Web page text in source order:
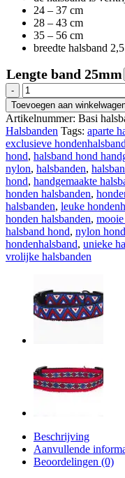
24 – 37 cm
28 – 43 cm
35 – 56 cm
breedte halsband
Lengte band 25mm
Regazi
halsband
zwart
blauw
oranje
roze
2,5
cm
aantal
Toevoegen aan
Artikelnummer: Basi
Halsbanden Tags: aparte
exclusieve
hond, halsband hond
nylon, halsbanden,
hond, handgemaakte
honden halsbanden,
halsbanden, leuke
honden halsbanden,
halsband hond, nylon
hondenhalsband, unieke
vrolijke halsbanden
Beschrijving
Aanvullende
Beoordelingen (0)